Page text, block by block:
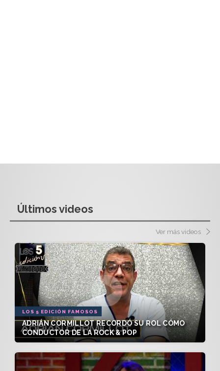
Últimos videos
Ver más videos
LOS 5 EDICIÓN FAMOSOS
ADRIÁN CORMILLOT RECORDÓ SU ROL CÓMO
CONDUCTOR DE LA ROCK & POP